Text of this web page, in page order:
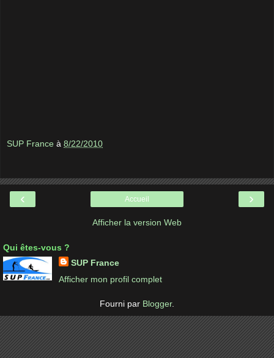
SUP France à 8/22/2010
‹ ›
Accueil
Afficher la version Web
Qui êtes-vous ?
SUP France
Afficher mon profil complet
Fourni par Blogger.